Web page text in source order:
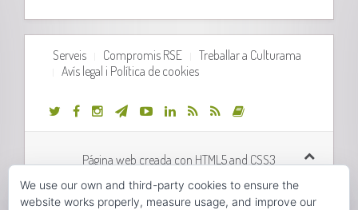
Serveis Compromis RSE
Treballar a Culturama
Avís legal i Política de cookies
Página web creada con HTML5 and CSS3
Desarrollo web realizado porOrix Systems
We use our own and third-party cookies to ensure the
website works properly, measure usage, and improve our